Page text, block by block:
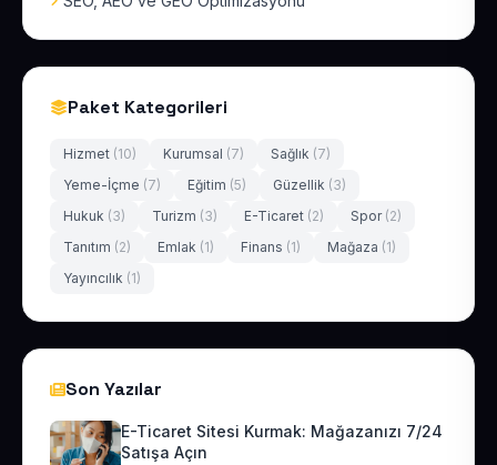
Paket Kategorileri
Hizmet (10) Kurumsal (7) Sağlık (7)
Yeme-İçme (7) Eğitim (5) Güzellik (3)
Hukuk (3) Turizm (3) E-Ticaret (2) Spor (2)
Tanıtım (2) Emlak (1) Finans (1) Mağaza (1)
Yayıncılık (1)
Son Yazılar
E-Ticaret Sitesi Kurmak: Mağazanızı 7/24
Satışa Açın